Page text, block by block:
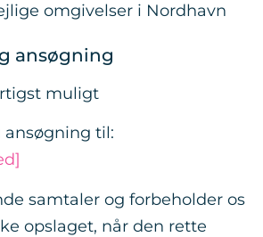
omgivelser i Nordhavn
ansøgning
muligt
ansøgning til:
samtaler og forbeholder os
opslaget, når den rette